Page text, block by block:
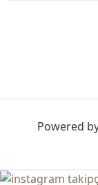
Powered